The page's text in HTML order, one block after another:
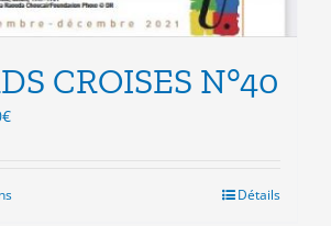
CROISES N°40
€
Ce
Détails